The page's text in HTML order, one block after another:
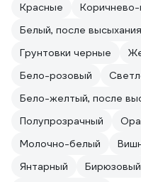
Красные
Белый, после
Грунтовки чeрные
Бело-розовый
Бело-желтый, после
Полупрозрачный
Молочно-белый
Янтарный
Бирюзовый